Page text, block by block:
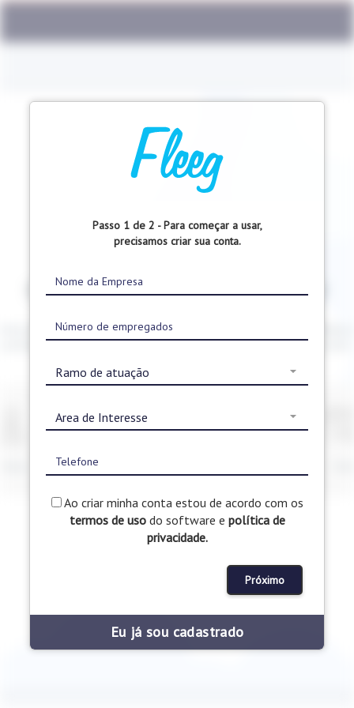
Passo 1 de 2 - Para começar a usar,
precisamos criar sua conta.
Ao criar minha conta estou de acordo com os
termos de usodo software e política de
privacidade.
Próximo
Eu já sou cadastrado